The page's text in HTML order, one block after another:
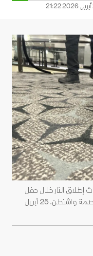
النار خلال حفل
عشاء رابطة مراسلي البيت الأبيض، بالعاصمة واشنطن. 25 أبريل